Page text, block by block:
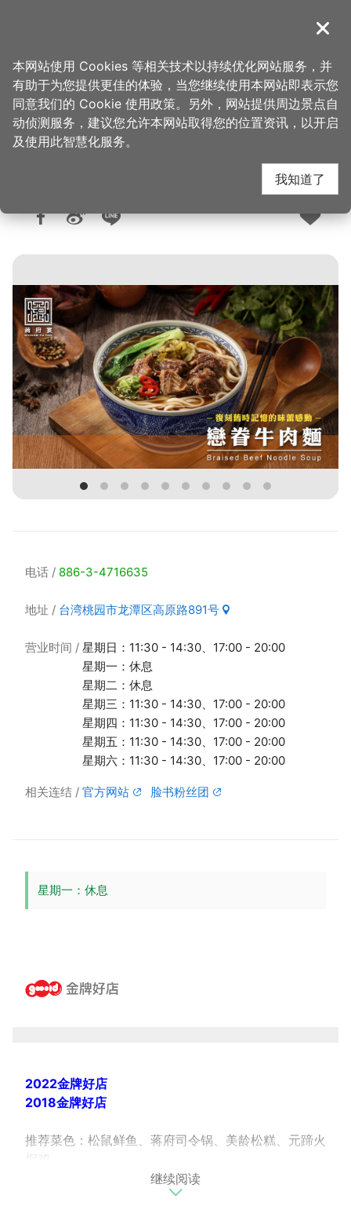
導覽
首页 > 想去的地方 > 美食、购物 > 美食快搜
蒋府宴
人气：1.9万
电话 886-3-4716635
地址 台湾桃园市龙潭区高原路891号
营业时间
星期日：11:30 - 14:30、17:00 - 20:00
星期一：休息
星期二：休息
星期三：11:30 - 14:30、17:00 - 20:00
星期四：11:30 - 14:30、17:00 - 20:00
星期五：11:30 - 14:30、17:00 - 20:00
星期六：11:30 - 14:30、17:00 - 20:00
相关连结 官方网站 脸书粉丝团
星期一：休息
2022金牌好店
2018金牌好店
推荐菜色：松鼠鲜鱼、蒋府司令锅、美龄松糕、元蹄火
炯鸡
继续阅读
关闭
本网站使用 Cookies 等相关技术以持续优化网站服务，并
有助于为您提供更佳的体验，当您继续使用本网站即表示您
同意我们的 Cookie 使用政策。另外，网站提供周边景点自
动侦测服务，建议您允许本网站取得您的位置资讯，以开启
及使用此智慧化服务。
我知道了